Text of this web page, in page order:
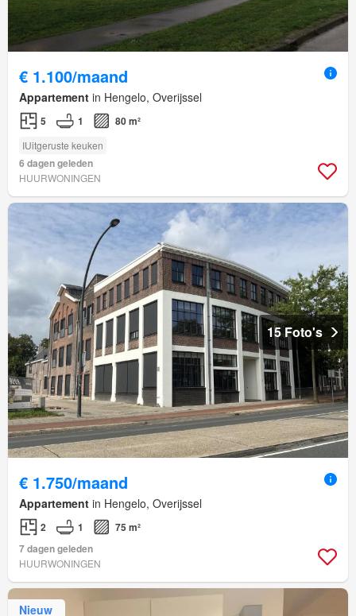
€ 1.100/maand
Appartement in Hengelo, Overijssel
5 1 80 m²
IUitgeruste keuken
6 dagen geleden
HUURWONINGEN
15 Foto's
€ 1.750/maand
Appartement in Hengelo, Overijssel
2 1
75 m²
7 dagen geleden
HUURWONINGEN
Nieuw